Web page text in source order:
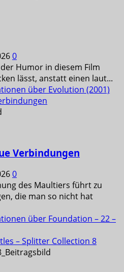
0
Humor in diesem Film
lässt, anstatt einen laut...
über Evolution (2001)
Verbindungen
0
des Maultiers führt zu
die man so nicht hat
über Foundation – 22 –
– Splitter Collection 8